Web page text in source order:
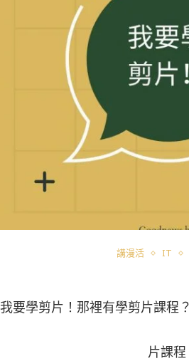
講漫活 IT
我要學剪片！那裡有學剪片課程
片課程